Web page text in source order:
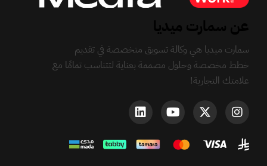
سمارت ميديا هي وكالة تسويق متخصصة في تقديم
خطط مخصصة وحلول مصممة بعناية لتتناسب تمامًا مع
علامتك التجارية!